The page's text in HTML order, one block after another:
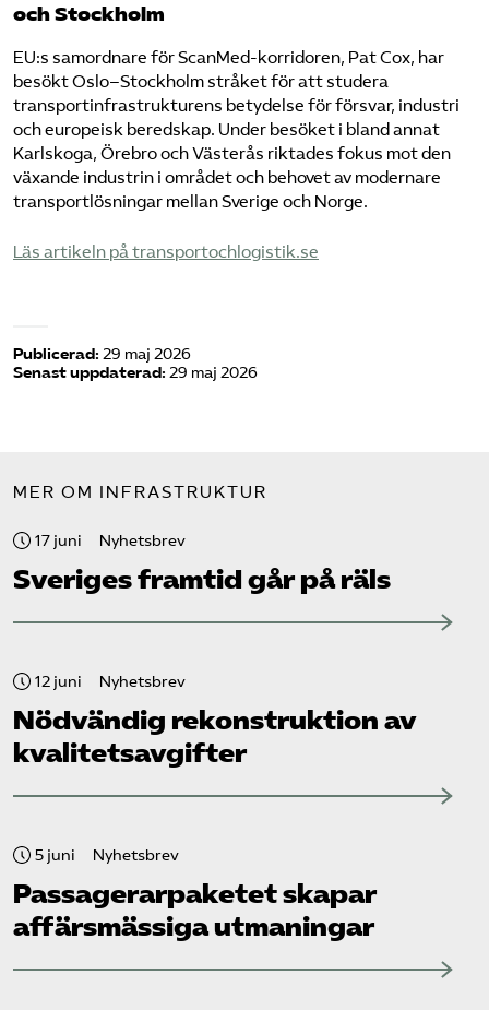
och Stockholm
EU:s samordnare för ScanMed-korridoren, Pat Cox, har
besökt Oslo–Stockholm stråket för att studera
transportinfrastrukturens betydelse för försvar, industri
och europeisk beredskap. Under besöket i bland annat
Karlskoga, Örebro och Västerås riktades fokus mot den
växande industrin i området och behovet av modernare
transportlösningar mellan Sverige och Norge.
​Läs artikeln på transportochlogistik.se​
Publicerad: 29 maj 2026
Senast uppdaterad: 29 maj 2026
MER OM INFRASTRUKTUR
17 juni Nyhetsbrev
Sveriges framtid går på räls
12 juni Nyhetsbrev
Nödvändig rekonstruktion av
kvalitetsavgifter
5 juni Nyhetsbrev
Passagerarpaketet skapar
affärsmässiga utmaningar